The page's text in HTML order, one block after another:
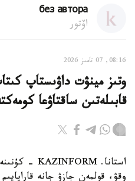
без автора
اۆتور
08:16, 07 تامىز 2026
وتىز مينۋت داۋىستاپ
قابىلەتىن ساقتاۋعا
وقۋ، قولمەن جازۋ جانە